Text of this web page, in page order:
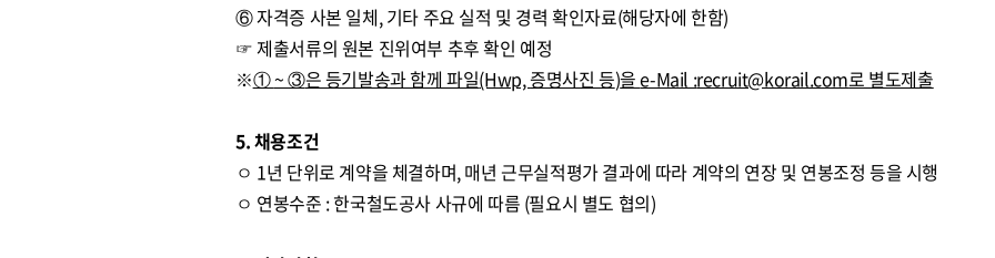
⑥ 자격증 사본 일체, 기타 주요 실적 및 경력 확인자료(해당자에 한함)
☞ 제출서류의 원본 진위여부 추후 확인 예정
※①~③은 등기발송과 함께 파일(Hwp,증명사진 등)을e-Mail :recruit@korail.com로 별도제출
5. 채용조건
ㅇ 1년 단위로 계약을 체결하며, 매년 근무실적평가 결과에 따라 계약의 연장 및 연봉조정 등을 시행
ㅇ 연봉수준 : 한국철도공사 사규에 따름 (필요시 별도 협의)